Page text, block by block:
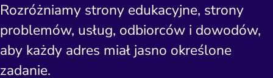
Rozróżniamy strony edukacyjne, strony
problemów, usług, odbiorców i dowodów,
aby każdy adres miał jasno określone
zadanie.